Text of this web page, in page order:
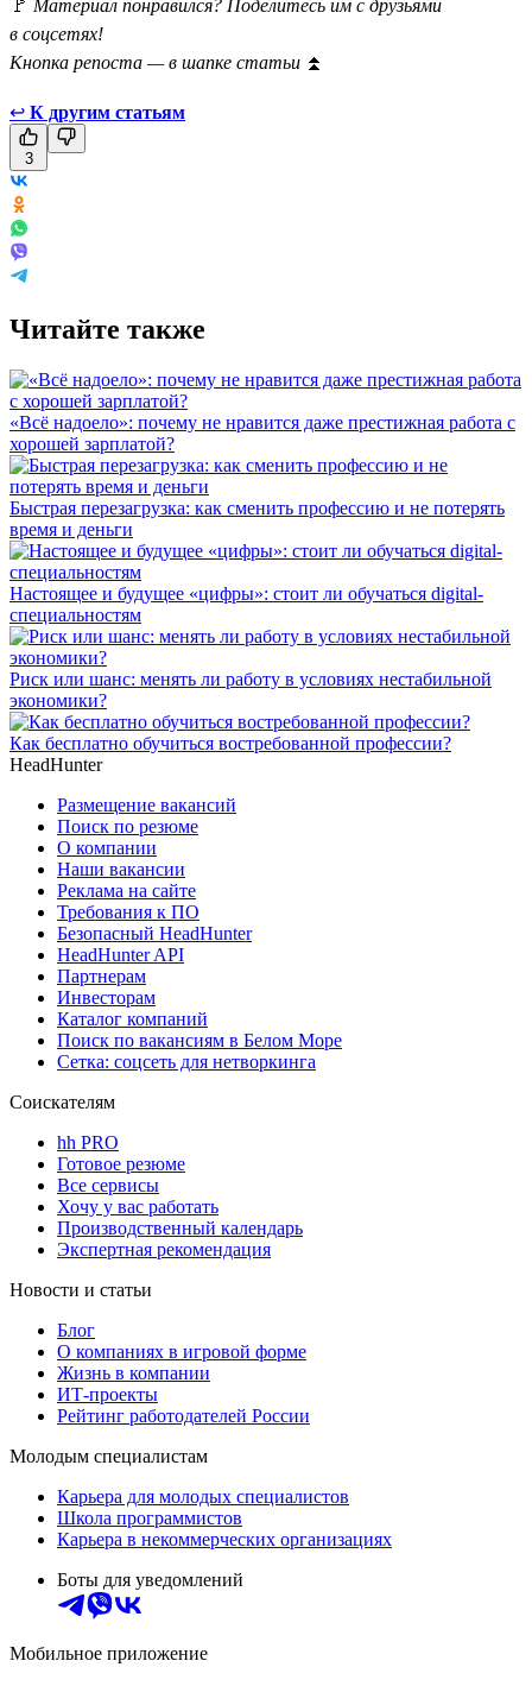
🚩 Материал понравился? Поделитесь им с друзьями
в соцсетях!
Кнопка репоста — в шапке статьи ⏫
↩ К другим статьям
3
Читайте также
«Всё надоело»: почему не нравится даже престижная работа с
хорошей зарплатой?
Быстрая перезагрузка: как сменить профессию и не потерять
время и деньги
Настоящее и будущее «цифры»: стоит ли обучаться digital-
специальностям
Риск или шанс: менять ли работу в условиях нестабильной
экономики?
Как бесплатно обучиться востребованной профессии?
HeadHunter
Размещение вакансий
Поиск по резюме
О компании
Наши вакансии
Реклама на сайте
Требования к ПО
Безопасный HeadHunter
HeadHunter API
Партнерам
Инвесторам
Каталог компаний
Поиск по вакансиям в Белом Море
Сетка: соцсеть для нетворкинга
Соискателям
hh PRO
Готовое резюме
Все сервисы
Хочу у вас работать
Производственный календарь
Экспертная рекомендация
Новости и статьи
Блог
О компаниях в игровой форме
Жизнь в компании
ИТ-проекты
Рейтинг работодателей России
Молодым специалистам
Карьера для молодых специалистов
Школа программистов
Карьера в некоммерческих организациях
Боты для уведомлений
Мобильное приложение